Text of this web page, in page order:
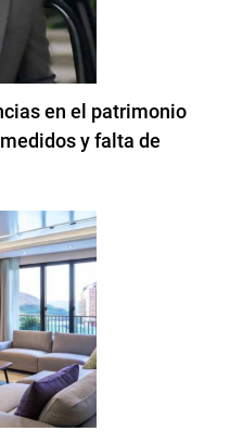
en el patrimonio
y falta de